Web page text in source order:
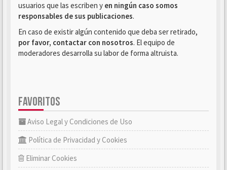
usuarios que las escriben y en ningún caso somos
responsables de sus publicaciones.
En caso de existir algún contenido que deba ser retirado,
por favor, contactar con nosotros. El equipo de
moderadores desarrolla su labor de forma altruista.
FAVORITOS
Aviso Legal y Condiciones de Uso
Política de Privacidad y Cookies
Eliminar Cookies